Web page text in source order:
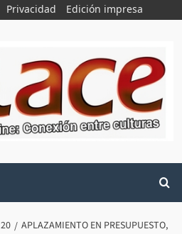
Privacidad Edición impresa
20
APLAZAMIENTO EN PRESUPUESTO,